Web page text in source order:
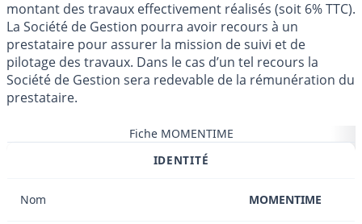
montant des travaux effectivement réalisés (soit 6% TTC).
La Société de Gestion pourra avoir recours à un
prestataire pour assurer la mission de suivi et de
pilotage des travaux. Dans le cas d’un tel recours la
Société de Gestion sera redevable de la rémunération du
prestataire.
Fiche MOMENTIME
IDENTITÉ
Nom MOMENTIME